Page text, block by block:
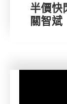
半價快
關智斌